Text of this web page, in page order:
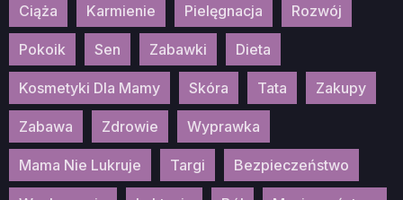
Ciąża Karmienie Pielęgnacja Rozwój
Pokoik Sen Zabawki Dieta
Kosmetyki Dla Mamy Skóra Tata Zakupy
Zabawa Zdrowie Wyprawka
Mama Nie Lukruje Targi Bezpieczeństwo